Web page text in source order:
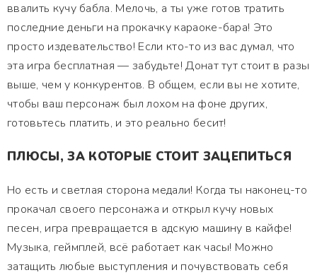
ввалить кучу бабла. Мелочь, а ты уже готов тратить
последние деньги на прокачку караоке-бара! Это
просто издевательство! Если кто-то из вас думал, что
эта игра бесплатная — забудьте! Донат тут стоит в разы
выше, чем у конкурентов. В общем, если вы не хотите,
чтобы ваш персонаж был лохом на фоне других,
готовьтесь платить, и это реально бесит!
ПЛЮСЫ, ЗА КОТОРЫЕ СТОИТ ЗАЦЕПИТЬСЯ
Но есть и светлая сторона медали! Когда ты наконец-то
прокачал своего персонажа и открыл кучу новых
песен, игра превращается в адскую машину в кайфе!
Музыка, геймплей, всё работает как часы! Можно
затащить любые выступления и почувствовать себя